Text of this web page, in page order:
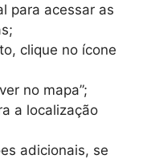
para acessar as
clique no ícone
no mapa”;
a localização
adicionais, se